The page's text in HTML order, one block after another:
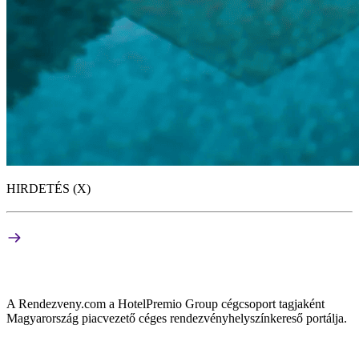
HIRDETÉS (X)
A Rendezveny.com a HotelPremio Group cégcsoport tagjaként
Magyarország piacvezető céges rendezvényhelyszínkereső portálja.